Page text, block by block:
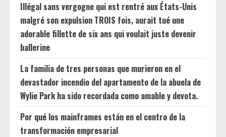
Illégal sans vergogne qui est rentré aux États-Unis
malgré son expulsion TROIS fois, aurait tué une
adorable fillette de six ans qui voulait juste devenir
ballerine
La familia de tres personas que murieron en el
devastador incendio del apartamento de la abuela de
Wylie Park ha sido recordada como amable y devota.
Por qué los mainframes están en el centro de la
transformación empresarial